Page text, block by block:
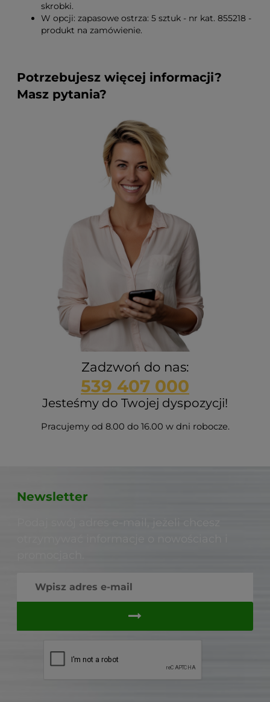
skrobki.
W opcji: zapasowe ostrza: 5 sztuk - nr kat. 855218 -
produkt na zamówienie.
Potrzebujesz więcej informacji?
Masz pytania?
Zadzwoń do nas:
539 407 000
Jesteśmy do Twojej dyspozycji!
Pracujemy od 8.00 do 16.00 w dni robocze.
Newsletter